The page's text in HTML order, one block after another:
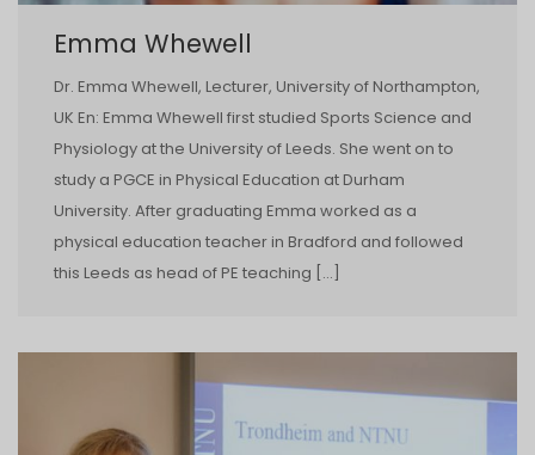
Emma Whewell
Dr. Emma Whewell, Lecturer, University of Northampton,
UK En: Emma Whewell first studied Sports Science and
Physiology at the University of Leeds. She went on to
study a PGCE in Physical Education at Durham
University. After graduating Emma worked as a
physical education teacher in Bradford and followed
this Leeds as head of PE teaching […]